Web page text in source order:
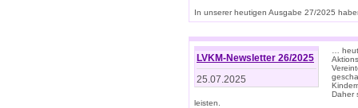
In unserer heutigen Ausgabe 27/2025
LVKM-Newsletter 26/2025
25.07.2025
…
Daher
leisten.